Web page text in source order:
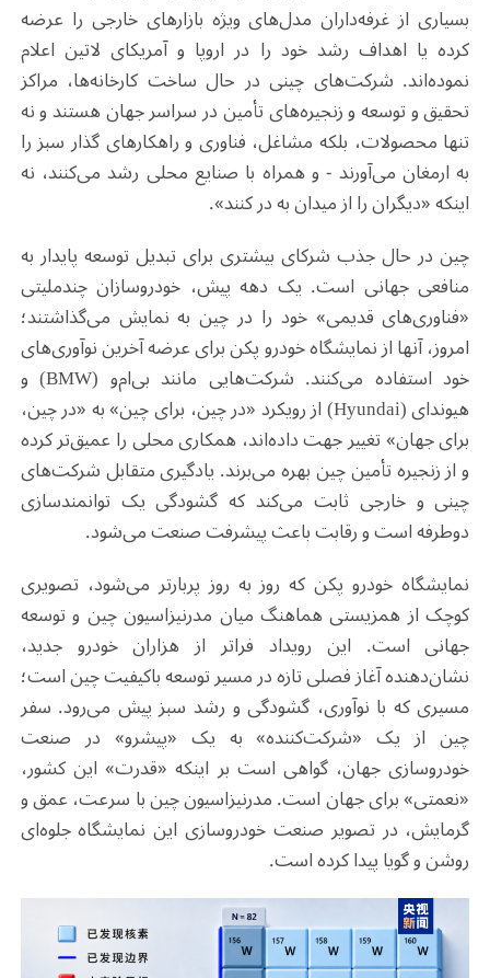
بسیاری از غرفه‌داران مدل‌های ویژه بازارهای خارجی را عرضه
کرده یا اهداف رشد خود را در اروپا و آمریکای لاتین اعلام
نموده‌اند. شرکت‌های چینی در حال ساخت کارخانه‌ها، مراکز
تحقیق و توسعه و زنجیره‌های تأمین در سراسر جهان هستند و نه
تنها محصولات، بلکه مشاغل، فناوری و راهکارهای گذار سبز را
به ارمغان می‌آورند - و همراه با صنایع محلی رشد می‌کنند، نه
اینکه «دیگران را از میدان به در کنند».
چین در حال جذب شرکای بیشتری برای تبدیل توسعه پایدار به
منافعی جهانی است. یک دهه پیش، خودروسازان چندملیتی
«فناوری‌های قدیمی» خود را در چین به نمایش می‌گذاشتند؛
امروز، آنها از نمایشگاه خودرو پکن برای عرضه آخرین نوآوری‌های
خود استفاده می‌کنند. شرکت‌هایی مانند بی‌ام‌و (BMW) و
هیوندای(Hyundai)از رویکرد «در چین، برای چین» به «در چین،
برای جهان» تغییر جهت داده‌اند، همکاری محلی را عمیق‌تر کرده
و از زنجیره تأمین چین بهره می‌برند. یادگیری متقابل شرکت‌های
چینی و خارجی ثابت می‌کند که گشودگی یک توانمندسازی
دوطرفه است و رقابت باعث پیشرفت صنعت می‌شود.
نمایشگاه خودرو پکن که روز به روز پربارتر می‌شود، تصویری
کوچک از همزیستی هماهنگ میان مدرنیزاسیون چین و توسعه
جهانی است. این رویداد فراتر از هزاران خودرو جدید،
نشان‌دهنده آغاز فصلی تازه در مسیر توسعه باکیفیت چین است؛
مسیری که با نوآوری، گشودگی و رشد سبز پیش می‌رود. سفر
چین از یک «شرکت‌کننده» به یک «پیشرو» در صنعت
خودروسازی جهان، گواهی است بر اینکه «قدرت» این کشور،
«نعمتی» برای جهان است. مدرنیزاسیون چین با سرعت، عمق و
گرمایش، در تصویر صنعت خودروسازی این نمایشگاه جلوه‌ای
روشن و گویا پیدا کرده است.